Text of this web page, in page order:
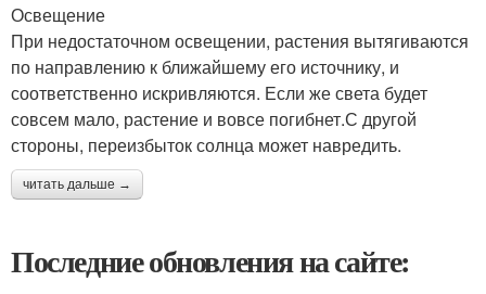
Освещение
При недостаточном освещении, растения вытягиваются
по направлению к ближайшему его источнику, и
соответственно искривляются. Если же света будет
совсем мало, растение и вовсе погибнет.С другой
стороны, переизбыток солнца может навредить.
читать дальше →
Последние обновления на сайте: